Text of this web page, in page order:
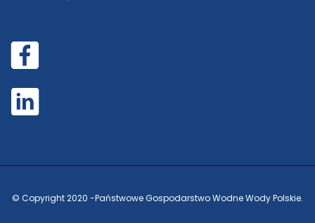
© Copyright 2020 -Państwowe Gospodarstwo Wodne Wody Polskie.